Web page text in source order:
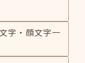
字・顔文字一